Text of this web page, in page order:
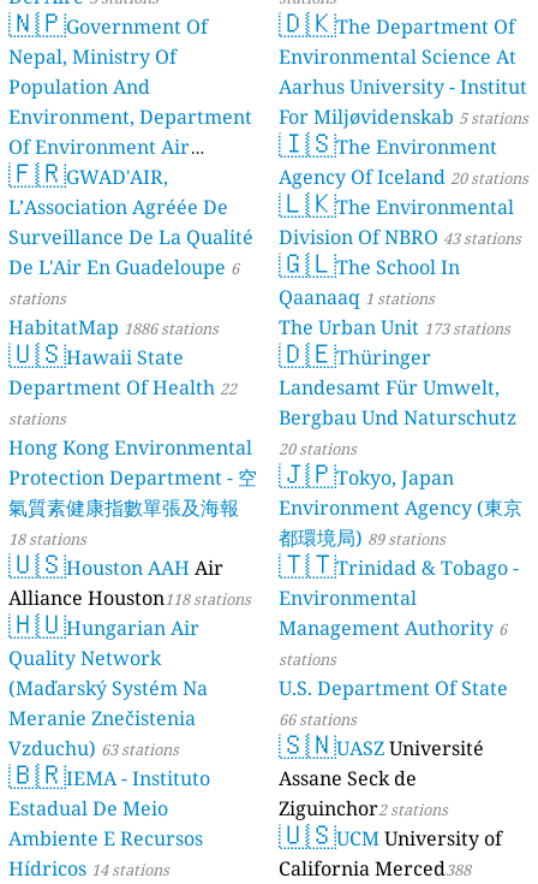
🇳🇵Government Of
Nepal, Ministry Of
Population And
Environment, Department
Of Environment Air
Quality Monitoring
stations
🇫🇷GWAD'AIR,
L’Association Agréée De
Surveillance De La Qualité
De L'Air En Guadeloupe 6
stations
HabitatMap 1886 stations
🇺🇸Hawaii State
Department Of Health 22
stations
Hong Kong Environmental
Protection Department - 空
氣質素健康指數單張及海報
18 stations
🇺🇸Houston AAH Air
Alliance Houston118 stations
🇭🇺Hungarian Air
Quality Network
(Maďarský Systém Na
Meranie Znečistenia
Vzduchu) 63 stations
🇧🇷IEMA - Instituto
Estadual De Meio
Ambiente E Recursos
Hídricos 14 stations
🇩🇰The Department Of
Environmental Science At
Aarhus University - Institut
For Miljøvidenskab 5 stations
🇮🇸The Environment
Agency Of Iceland 20 stations
🇱🇰The Environmental
Division Of NBRO 43 stations
🇬🇱The School In
Qaanaaq 1 stations
The Urban Unit 173 stations
🇩🇪Thüringer
Landesamt Für Umwelt,
Bergbau Und Naturschutz
20 stations
🇯🇵Tokyo, Japan
Environment Agency (東京
都環境局) 89 stations
🇹🇹Trinidad & Tobago -
Environmental
Management Authority 6
stations
U.S. Department Of State
66 stations
🇸🇳UASZUniversité
Assane Seck de
Ziguinchor2 stations
🇺🇸UCMUniversity of
California Merced388